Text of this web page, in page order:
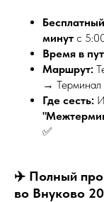
минут с
Время в
Маршрут:
→
Где сесть:
✅
✈️ Полный
во Внуково